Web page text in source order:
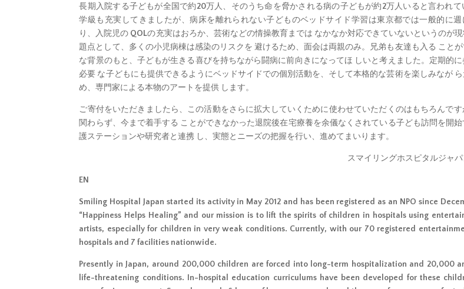
長期入院する子どもが全国で約20万人、そのうち命を脅かされる病の子どもが約2万人いると言われ
学級も充実してきましたが、病床を離れられない子どものベッドサイド学習は東京都では一般的に
り、入院児の QOLの充実はおろか、芸術などの情操教育までは なかなか対応できていないというのが
題点として、多くの小児病棟は感染のリスクを 避けるため、面会は両親のみ。兄弟も友達も入る こと
な背景のもと、子どもが生きる喜びを持ちながら闘病に前向きになってほ しいと考えました。定期的
必要 な子どもにも提供できるようにベッドサイドでの個別活動を、そして本格的な芸術を楽しみなが
め、専門家による本物のアートを提供 します。
ご寄付をいただきましたら、この活動をさらに拡大していくために使わせていただくのはもちろんで
関わらず、今まで着手する ことができなかった退院後在宅療養を余儀なくされている子ども訪問を開
護ステーションや研究者と連携 し、実態とニーズの把握を行い、進めてまいります。
スマイリングホスピタルジャ
EN
Smiling Hospital Japan started its activity in May 2012 and has been registered as an NPO since
“Happiness Helps Healing” and our mission is to lift the spirits of children in hospitals using
artists, especially for children in very weak conditions. Currently, with our 70 registered
hospitals and 7 facilities nationwide.
Presently in Japan, around 200,000 children are forced into long-term hospitalization and 20,000
life-threatening conditions. In-hospital education curriculums have been developed for these